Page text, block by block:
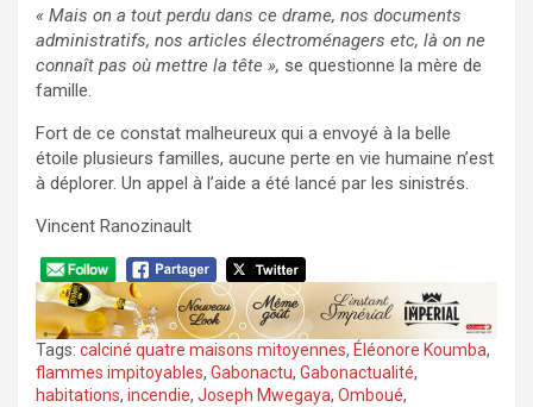
« Mais on a tout perdu dans ce drame, nos documents
administratifs, nos articles électroménagers etc, là on ne
connaît pas où mettre la tête », se questionne la mère de
famille.
Fort de ce constat malheureux qui a envoyé à la belle
étoile plusieurs familles, aucune perte en vie humaine n’est
à déplorer. Un appel à l’aide a été lancé par les sinistrés.
Vincent Ranozinault
Tags: calciné quatre maisons mitoyennes, Éléonore Koumba,
flammes impitoyables, Gabonactu, Gabonactualité,
habitations, incendie, Joseph Mwegaya, Omboué,